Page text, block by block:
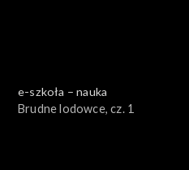
e-szkoła – nauka
Brudne lodowce, cz. 1